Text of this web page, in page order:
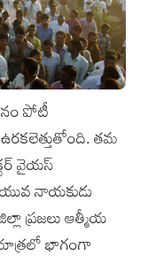
పోటీ
తమ
వైయస్‌
నాయకుడు
ప్రజలు ఆత్మీయ
యాత్రలో భాగంగా